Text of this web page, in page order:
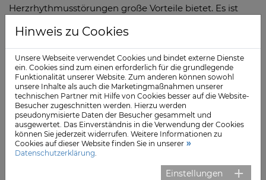
Herzrhythmusstörungen große Vorteile bietet. Es ist
zu teilen“, sagt Prof. Dr. med. Holger Nef, Direktor des
Herz- und Gefäßzentrums.
Das CSP, insbesondere das sogenannte „Left Bundle
Branch Area Pacing“, ermöglicht eine natürlichere
Erregungsleitung des Herzens. Die dadurch
entstehende synchronere Kontraktion verbessert
nachweislich die Herzleistung, insbesondere bei
Patientinnen und Patienten mit Herzinsuffizienz. Das
Verfahren wird im Herz- und Gefäßzentrum der
Segeberger Kliniken bereits erfolgreich angewendet
Hinweis zu Cookies
Unsere Webseite verwendet Cookies und bindet externe Dienste
ein. Cookies sind zum einen erforderlich für die grundlegende
Funktionalität unserer Website. Zum anderen können sowohl
unsere Inhalte als auch die Marketingmaßnahmen unserer
technischen Partner mit Hilfe von Cookies besser auf die Website-
Besucher zugeschnitten werden. Hierzu werden
pseudonymisierte Daten der Besucher gesammelt und
ausgewertet. Das Einverständnis in die Verwendung der Cookies
können Sie jederzeit widerrufen. Weitere Informationen zu
Cookies auf dieser Website finden Sie in unserer
Datenschutzerklärung
Einstellungen